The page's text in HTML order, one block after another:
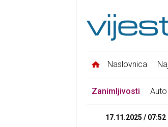
Naslovnica
Zanimljivosti Auto
17.11.2025 /